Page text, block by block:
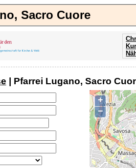
Sacro Cuore
| Pfarrei Lugano, Sacro
+
−